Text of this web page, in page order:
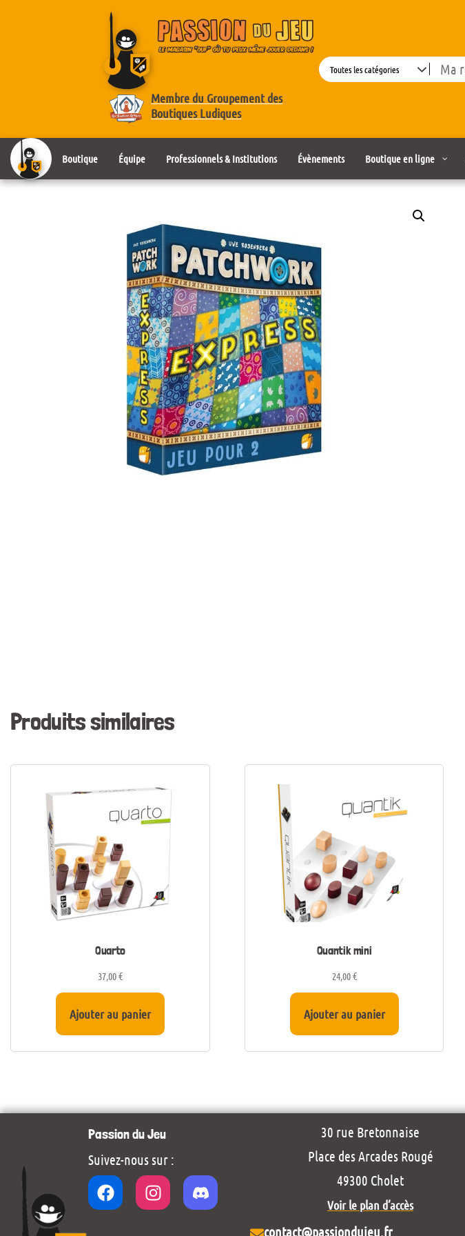
Membre du Groupement des
Boutiques Ludiques
Search
Boutique Équipe Professionnels & Institutions Évènements Boutique en ligne
Produits similaires
Quarto
37,00€
Ajouter au panier
Quantik mini
24,00€
Ajouter au panier
Passion du Jeu
Suivez-nous sur :
30 rue Bretonnaise
Place des Arcades Rougé
49300 Cholet
Voir le plan d’accès
contact@passiondujeu.fr